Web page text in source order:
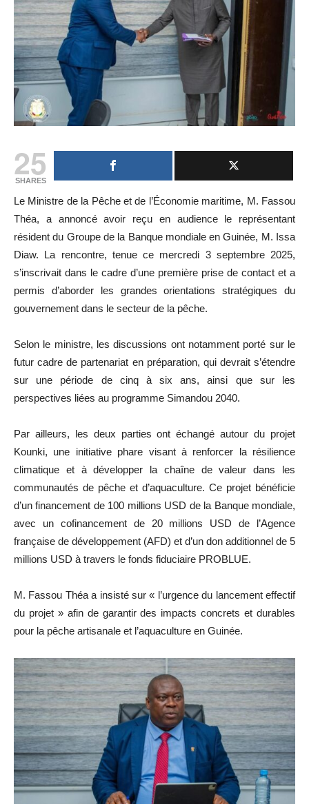
25
SHARES
Le Ministre de la Pêche et de l’Économie maritime, M. Fassou
Théa, a annoncé avoir reçu en audience le représentant
résident du Groupe de la Banque mondiale en Guinée, M. Issa
Diaw. La rencontre, tenue ce mercredi 3 septembre 2025,
s’inscrivait dans le cadre d’une première prise de contact et a
permis d’aborder les grandes orientations stratégiques du
gouvernement dans le secteur de la pêche.
Selon le ministre, les discussions ont notamment porté sur le
futur cadre de partenariat en préparation, qui devrait s’étendre
sur une période de cinq à six ans, ainsi que sur les
perspectives liées au programme Simandou 2040.
Par ailleurs, les deux parties ont échangé autour du projet
Kounki, une initiative phare visant à renforcer la résilience
climatique et à développer la chaîne de valeur dans les
communautés de pêche et d’aquaculture. Ce projet bénéficie
d’un financement de 100 millions USD de la Banque mondiale,
avec un cofinancement de 20 millions USD de l’Agence
française de développement (AFD) et d’un don additionnel de 5
millions USD à travers le fonds fiduciaire PROBLUE.
M. Fassou Théa a insisté sur « l’urgence du lancement effectif
du projet » afin de garantir des impacts concrets et durables
pour la pêche artisanale et l’aquaculture en Guinée.